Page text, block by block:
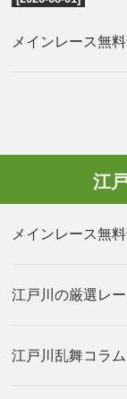
メインレース無
江
メインレース無
江戸川の厳選レ
江戸川乱舞コラ